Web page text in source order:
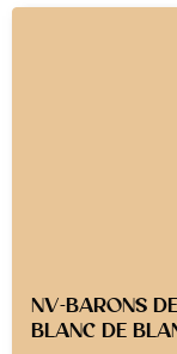
NV-BARONS
BLANC DE